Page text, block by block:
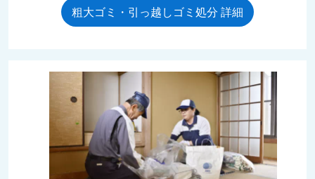
粗大ゴミ・引っ越しゴミ処分 詳細